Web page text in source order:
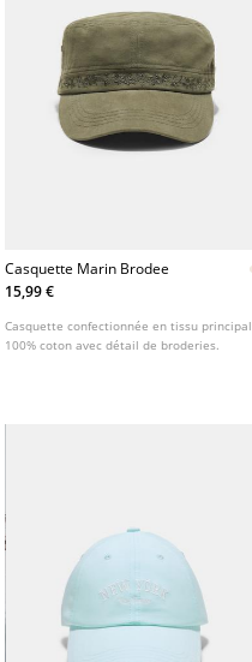
Casquette Marin Brodee
15,99 €
Casquette confectionnée en tissu principal
100% coton avec détail de broderies.